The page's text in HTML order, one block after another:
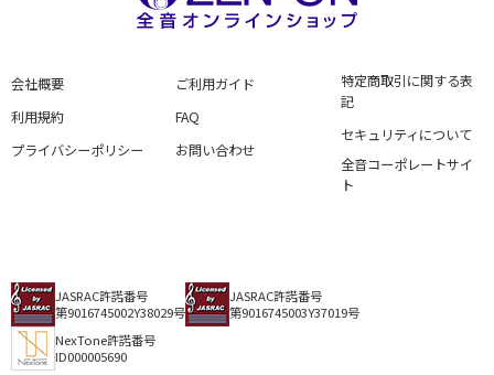
会社概要
利用規約
プライバシーポリシー
ご利用ガイド
FAQ
お問い合わせ
特定商取引に関する表
記
セキュリティについて
全音コーポレートサイ
ト
JASRAC許諾番号
第9016745002Y38029号
JASRAC許諾番号
第9016745003Y37019号
NexTone許諾番号
ID000005690